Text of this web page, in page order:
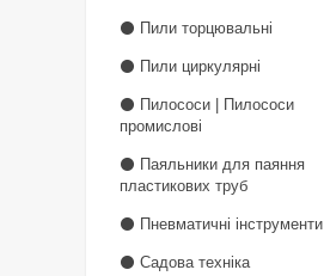
⚫ Пили торцювальні
⚫ Пили циркулярні
⚫ Пилососи | Пилососи
промислові
⚫ Паяльники для паяння
пластикових труб
⚫ Пневматичні інструменти
⚫ Садова техніка